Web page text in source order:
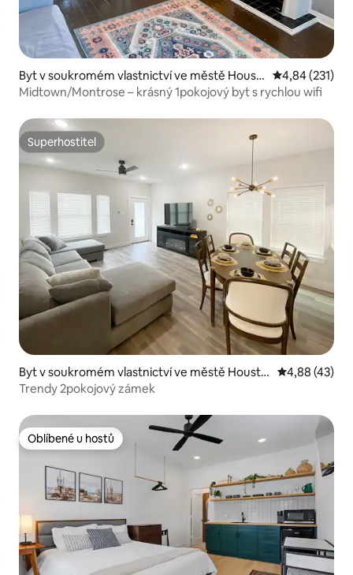
Byt v soukromém vlastnictví ve městě Houst
on
Průměrné
4,84 (231)
Midtown/Montrose – krásný 1pokojový byt s rychlou wifi
Superhostitel
Superhostitel
Byt v soukromém vlastnictví ve městě Housto
n
Průměrné
4,88 (43)
Trendy 2pokojový zámek
Oblíbené u hostů
Oblíbené u hostů